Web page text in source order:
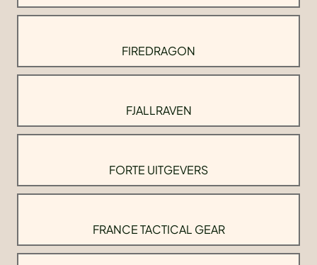
FIREDRAGON
FJALLRAVEN
FORTE UITGEVERS
FRANCE TACTICAL GEAR